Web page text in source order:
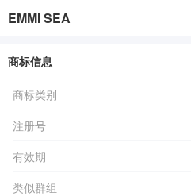
EMMI SEA
商标信息
商标类别
注册号
有效期
类似群组